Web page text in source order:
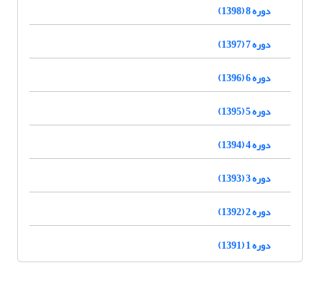
دوره 8 (1398)
دوره 7 (1397)
دوره 6 (1396)
دوره 5 (1395)
دوره 4 (1394)
دوره 3 (1393)
دوره 2 (1392)
دوره 1 (1391)